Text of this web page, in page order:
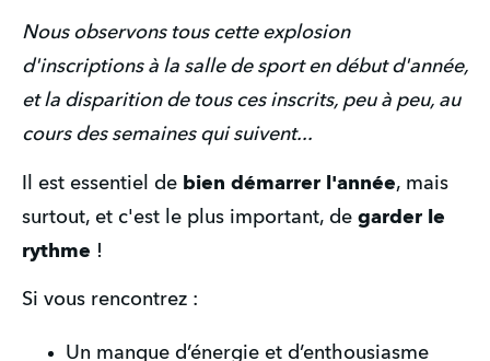
Nous observons tous cette explosion
d'inscriptions à la salle de sport en début d'année,
et la disparition de tous ces inscrits, peu à peu, au
cours des semaines qui suivent...
Il est essentiel de bien démarrer l'année, mais
surtout, et c'est le plus important, de garder le
rythme !
Si vous rencontrez :
Un manque d’énergie et d’enthousiasme